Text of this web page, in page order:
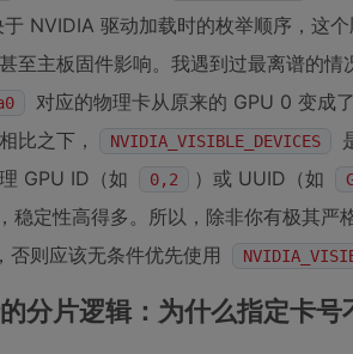
NVIDIA 驱动加载时的枚举顺序，这
至主板固件影响。我遇到过最离谱的
对应的物理卡从原来的 GPU 0 变成
比之下，
NVIDIA_VISIBLE_DEVICES
GPU ID（如
0,2 ）或 UUID（如
稳定性高得多。所以，除非你有极其
否则应该无条件优先使用
分片逻辑：为什么指定卡号